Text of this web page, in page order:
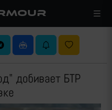
добивает БТР